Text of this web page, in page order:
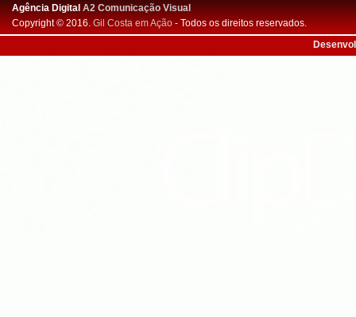
Agência DigitalA2 Comunicação Visual
Copyright © 2016. Gil Costa em Ação - Todos os direitos reservados.